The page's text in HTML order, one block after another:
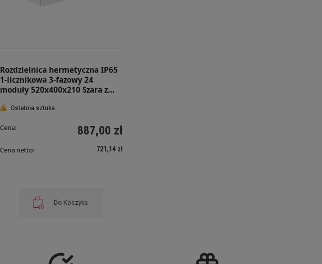
Rozdzielnica hermetyczna IP65
1-licznikowa 3-fazowy 24
moduły 520x400x210 Szara z
Ostatnia sztuka
Cena: 887,00 zł
Cena netto: 721,14 zł
Do Koszyka